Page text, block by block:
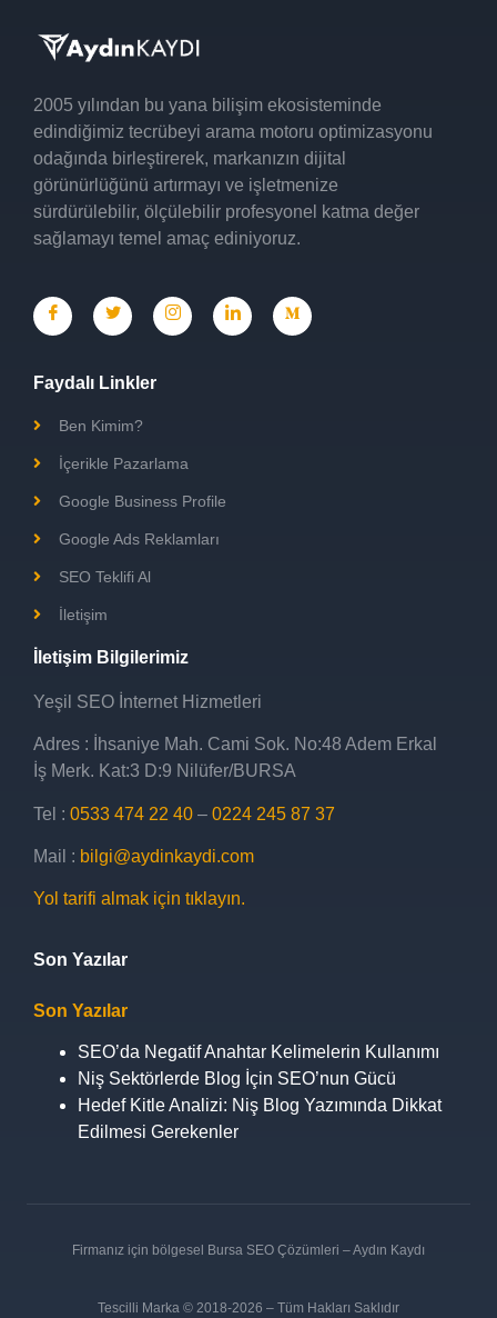
2005 yılından bu yana bilişim ekosisteminde
edindiğimiz tecrübeyi arama motoru optimizasyonu
odağında birleştirerek, markanızın dijital
görünürlüğünü artırmayı ve işletmenize
sürdürülebilir, ölçülebilir profesyonel katma değer
sağlamayı temel amaç ediniyoruz.
Faydalı Linkler
Ben Kimim?
İçerikle Pazarlama
Google Business Profile
Google Ads Reklamları
SEO Teklifi Al
İletişim
İletişim Bilgilerimiz
Yeşil SEO İnternet Hizmetleri
Adres : İhsaniye Mah. Cami Sok. No:48 Adem Erkal
İş Merk. Kat:3 D:9 Nilüfer/BURSA
Tel : 0533 474 22 40 – 0224 245 87 37
Mail : bilgi@aydinkaydi.com
Yol tarifi almak için tıklayın.
Son Yazılar
Son Yazılar
SEO’da Negatif Anahtar Kelimelerin Kullanımı
Niş Sektörlerde Blog İçin SEO’nun Gücü
Hedef Kitle Analizi: Niş Blog Yazımında Dikkat
Edilmesi Gerekenler
Firmanız için bölgesel Bursa SEO Çözümleri – Aydın Kaydı
Tescilli Marka © 2018-2026 – Tüm Hakları Saklıdır